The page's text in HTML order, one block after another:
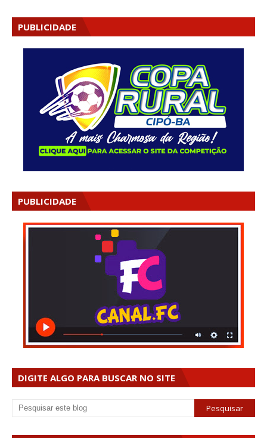
PUBLICIDADE
PUBLICIDADE
DIGITE ALGO PARA BUSCAR NO SITE